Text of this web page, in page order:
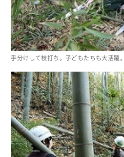
手分けして枝打ち。子どもたちも大活躍。